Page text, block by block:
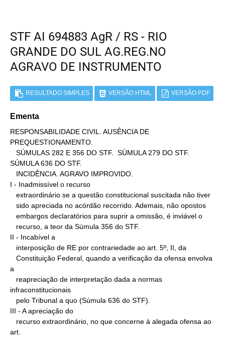
STF AI 694883 AgR / RS - RIO
GRANDE DO SUL AG.REG.NO
AGRAVO DE INSTRUMENTO
RESULTADO SIMPLES VERSÃO HTML VERSÃO PDF
Ementa
RESPONSABILIDADE CIVIL. AUSÊNCIA DE
PREQUESTIONAMENTO.
SÚMULA 636 DO STF.
I - Inadmissível o recurso
II - Incabível a
a
infraconstitucionais
III - A apreciação do
art.